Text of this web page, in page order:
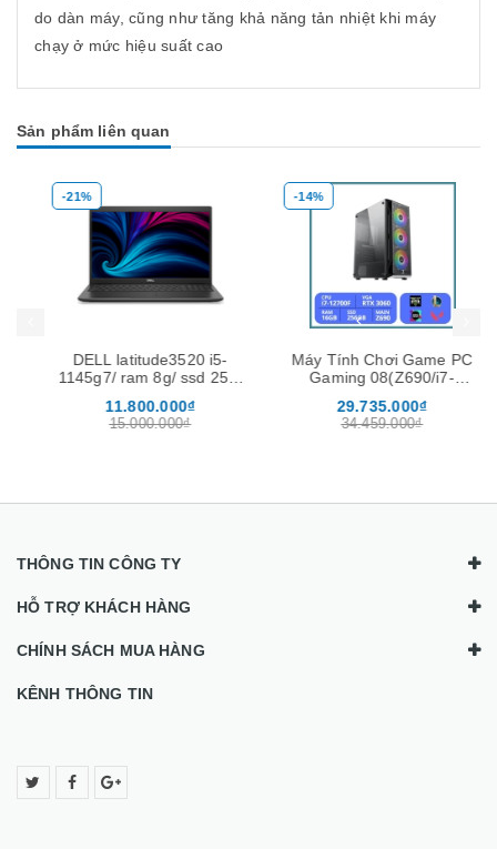
do dàn máy, cũng như tăng khả năng tản nhiệt khi máy
chạy ở mức hiệu suất cao
Sản phẩm liên quan
-21%
DELL latitude3520 i5-
1145g7/ ram 8g/ ssd 256/
11.800.000₫
15.000.000₫
-14%
Máy Tính Chơi Game PC
Gaming 08(Z690/i7-
256GB/RTX 3060)
29.735.000₫
34.459.000₫
THÔNG TIN CÔNG TY
HỖ TRỢ KHÁCH HÀNG
CHÍNH SÁCH MUA HÀNG
KÊNH THÔNG TIN